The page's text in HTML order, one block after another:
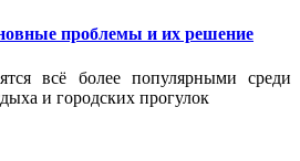
проблемы и их решение
всё более популярными среди
и городских прогулок